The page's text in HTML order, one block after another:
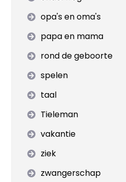
opa's en oma's
papa en mama
rond de geboorte
spelen
taal
Tieleman
vakantie
ziek
zwangerschap